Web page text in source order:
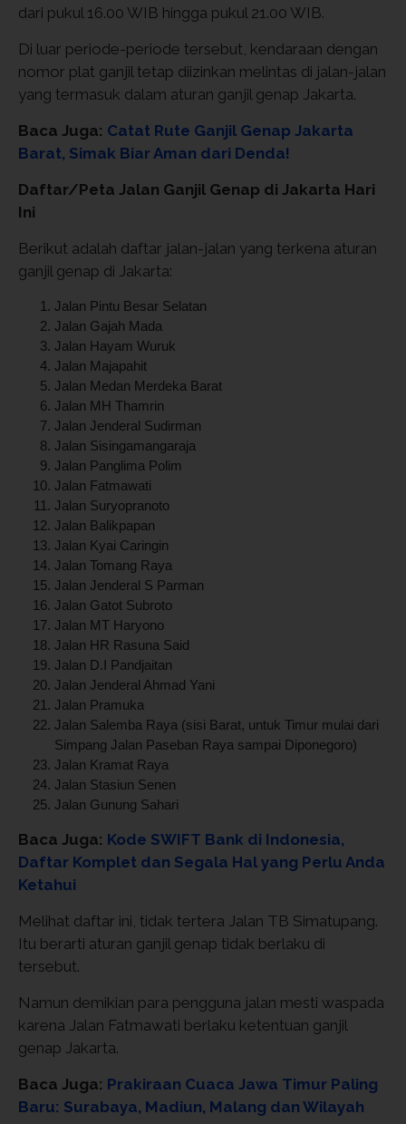
dari pukul 16.00 WIB hingga pukul 21.00 WIB.
Di luar periode-periode tersebut, kendaraan dengan
nomor plat ganjil tetap diizinkan melintas di jalan-jalan
yang termasuk dalam aturan ganjil genap Jakarta.
Baca Juga: Catat Rute Ganjil Genap Jakarta
Barat, Simak Biar Aman dari Denda!
Daftar/Peta Jalan Ganjil Genap di Jakarta Hari
Ini
Berikut adalah daftar jalan-jalan yang terkena aturan
ganjil genap di Jakarta:
Jalan Pintu Besar Selatan
Jalan Gajah Mada
Jalan Hayam Wuruk
Jalan Majapahit
Jalan Medan Merdeka Barat
Jalan MH Thamrin
Jalan Jenderal Sudirman
Jalan Sisingamangaraja
Jalan Panglima Polim
Jalan Fatmawati
Jalan Suryopranoto
Jalan Balikpapan
Jalan Kyai Caringin
Jalan Tomang Raya
Jalan Jenderal S Parman
Jalan Gatot Subroto
Jalan MT Haryono
Jalan HR Rasuna Said
Jalan D.I Pandjaitan
Jalan Jenderal Ahmad Yani
Jalan Pramuka
Jalan Salemba Raya (sisi Barat, untuk Timur mulai dari
Simpang Jalan Paseban Raya sampai Diponegoro)
Jalan Kramat Raya
Jalan Stasiun Senen
Jalan Gunung Sahari
Baca Juga: Kode SWIFT Bank di Indonesia,
Daftar Komplet dan Segala Hal yang Perlu Anda
Ketahui
Melihat daftar ini, tidak tertera Jalan TB Simatupang.
Itu berarti aturan ganjil genap tidak berlaku di
tersebut.
Namun demikian para pengguna jalan mesti waspada
karena Jalan Fatmawati berlaku ketentuan ganjil
genap Jakarta.
Baca Juga: Prakiraan Cuaca Jawa Timur Paling
Baru: Surabaya, Madiun, Malang dan Wilayah